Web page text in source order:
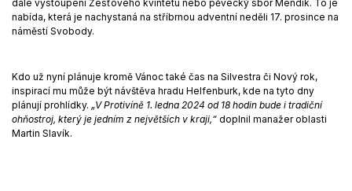
dále vystoupení Žesťového kvintetu nebo pěvecký sbor Mendík. To je
nabída, která je nachystaná na stříbrnou adventní neděli 17. prosince na
náměstí Svobody.
Kdo už nyní plánuje kromě Vánoc také čas na Silvestra či Nový rok,
inspirací mu může být návštěva hradu Helfenburk, kde na tyto dny
plánují prohlídky. „V Protivíně 1. ledna 2024 od 18 hodin bude i tradiční
ohňostroj, který je jedním z největších v kraji,“ doplnil manažer oblasti
Martin Slavík.